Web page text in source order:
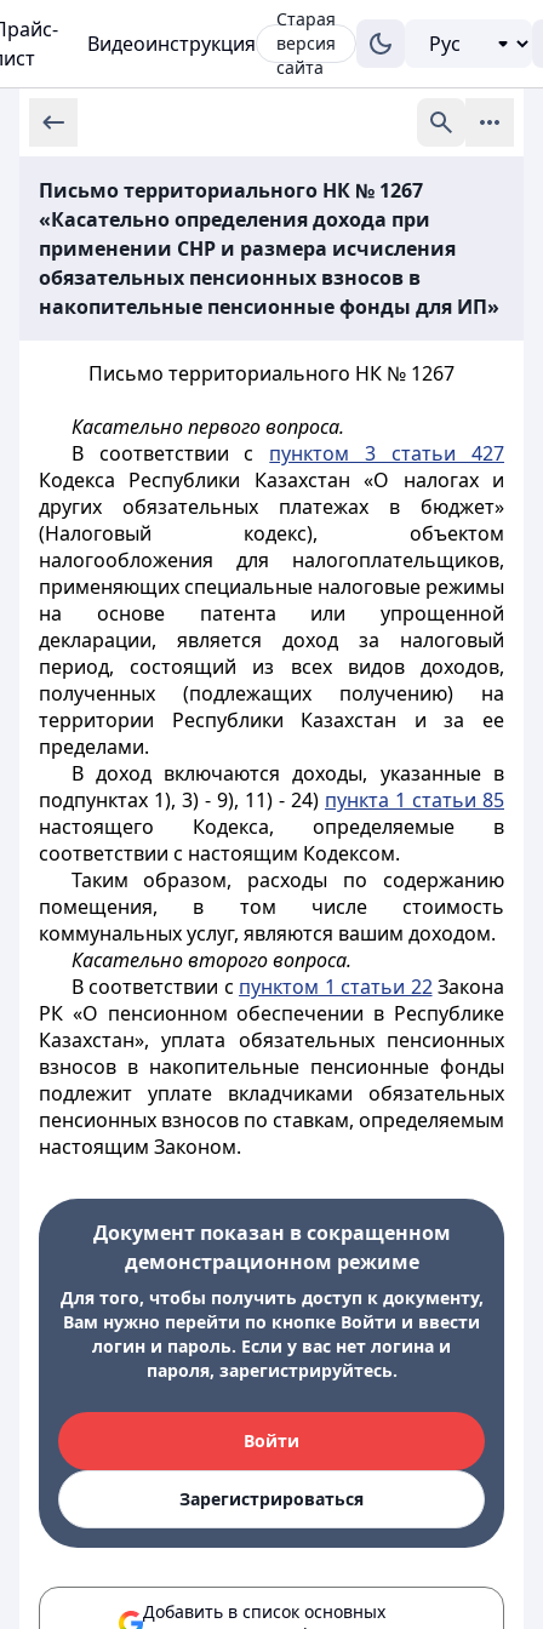
Видеоинструкция
Старая
версия
сайта
Письмо территориального НК № 1267
«Касательно определения дохода при
применении СНР и размера исчисления
обязательных пенсионных взносов в
накопительные пенсионные фонды для ИП»
Письмо территориального НК № 1267
Касательно первого вопроса.
В соответствии с пунктом 3 статьи 427
Кодекса Республики Казахстан «О налогах и
других обязательных платежах в бюджет»
(Налоговый кодекс), объектом
налогообложения для налогоплательщиков,
применяющих специальные налоговые режимы
на основе патента или упрощенной
декларации, является доход за налоговый
период, состоящий из всех видов доходов,
полученных (подлежащих получению) на
территории Республики Казахстан и за ее
пределами.
В доход включаются доходы, указанные в
подпунктах 1), 3) - 9), 11) - 24) пункта 1 статьи 85
настоящего Кодекса, определяемые в
соответствии с настоящим Кодексом.
Таким образом, расходы по содержанию
помещения, в том числе стоимость
коммунальных услуг, являются вашим доходом.
Касательно второго вопроса.
В соответствии с пунктом 1 статьи 22Закона
ΡК «О пенсионном обеспечении в Республике
Казахстан», уплата обязательных пенсионных
взносов в накопительные пенсионные фонды
подлежит уплате вкладчиками обязательных
пенсионных взносов по ставкам, определяемым
настоящим Законом.
Документ показан в сокращенном
демонстрационном режиме
Для того, чтобы получить доступ к документу,
Вам нужно перейти по кнопке Войти и ввести
логин и пароль. Если у вас нет логина и
пароля, зарегистрируйтесь.
Войти
Зарегистрироваться
Добавить в список основных